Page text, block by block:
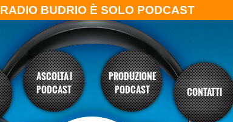
RADIO BUDRIO È SOLO PODCAST
ASCOLTA I
PODCAST
PRODUZIONE
PODCAST
CONTATTI